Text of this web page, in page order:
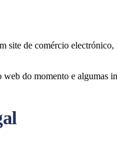
de comércio
do momento e algumas